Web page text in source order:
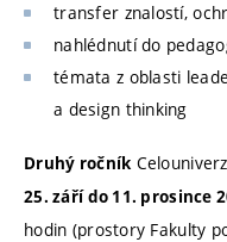
transfer znalostí,
nahlédnutí do
témata z oblasti
a design thinking
Druhý ročník
25. září do 11. prosince
hodin (prostory Fakulty